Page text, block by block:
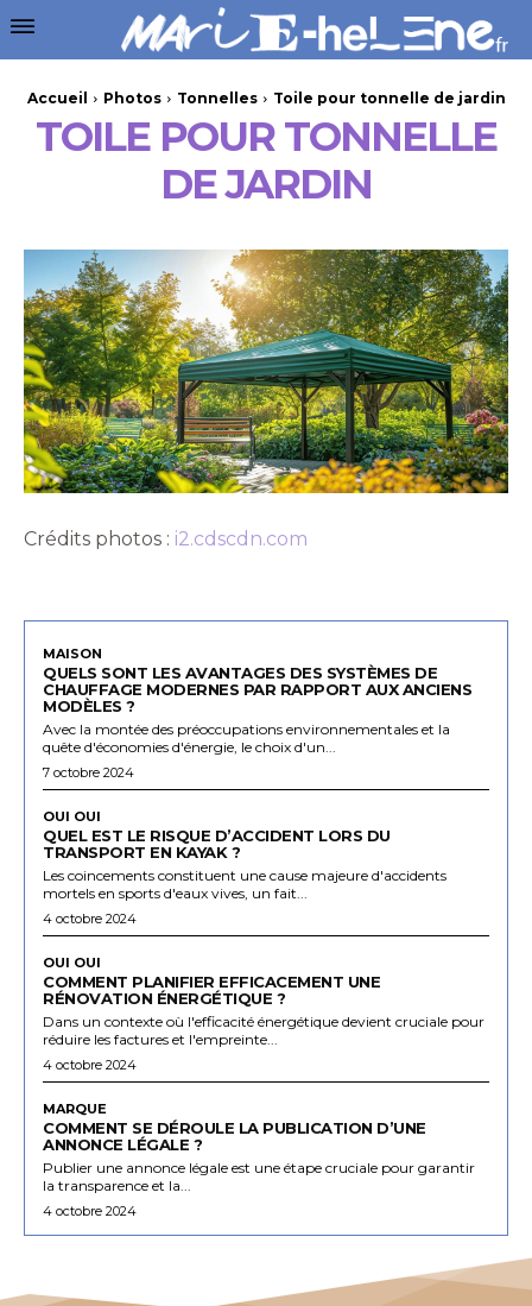
Accueil Photos Tonnelles Toile pour tonnelle de jardin
TOILE POUR TONNELLE
DE JARDIN
Crédits photos : i2.cdscdn.com
MAISON
QUELS SONT LES AVANTAGES DES SYSTÈMES DE
CHAUFFAGE MODERNES PAR RAPPORT AUX ANCIENS
MODÈLES ?
Avec la montée des préoccupations environnementales et la
quête d'économies d'énergie, le choix d'un...
7 octobre 2024
OUI OUI
QUEL EST LE RISQUE D’ACCIDENT LORS DU
TRANSPORT EN KAYAK ?
Les coincements constituent une cause majeure d'accidents
mortels en sports d'eaux vives, un fait...
4 octobre 2024
OUI OUI
COMMENT PLANIFIER EFFICACEMENT UNE
RÉNOVATION ÉNERGÉTIQUE ?
Dans un contexte où l'efficacité énergétique devient cruciale pour
réduire les factures et l'empreinte...
4 octobre 2024
MARQUE
COMMENT SE DÉROULE LA PUBLICATION D’UNE
ANNONCE LÉGALE ?
Publier une annonce légale est une étape cruciale pour garantir
la transparence et la...
4 octobre 2024